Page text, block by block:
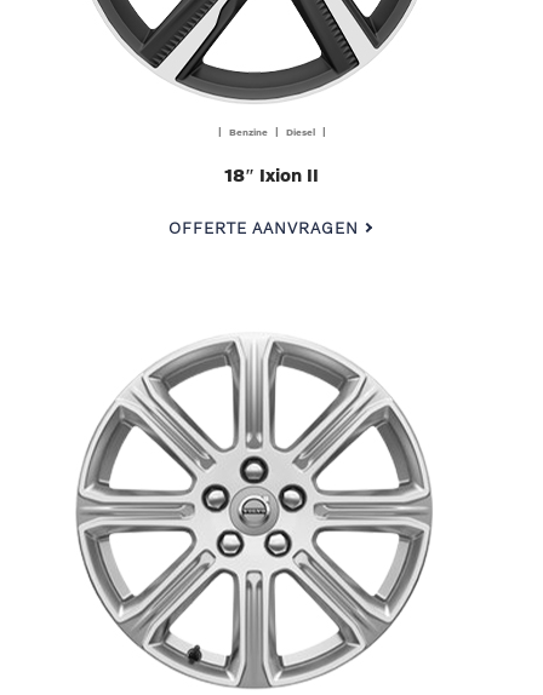
| Benzine | Diesel |
18″ Ixion II
OFFERTE AANVRAGEN